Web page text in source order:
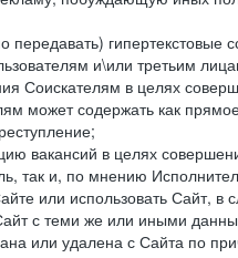
передавать)
и\или третьим
Соискателям в целях
может содержать как
вакансий в целях
так и, по мнению
или использовать Сайт,
с теми же или иными
или удалена с Сайта по